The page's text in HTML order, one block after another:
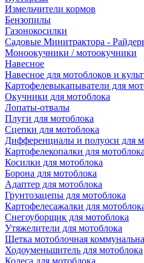
Измельчители кормов
Бензопилы
Газонокосилки
Садовые Минитрактора -
Моноокучники / мотоокучники
Навесное
Навесное для мотоблоков и
Картофелевыкапыватели для
Окучники для мотоблока
Лопаты-отвалы
Плуги для мотоблока
Сцепки для мотоблока
Дифференциалы и полуоси для
Картофелекопалки для мотоблока
Косилки для мотоблока
Борона для мотоблока
Адаптер для мотоблока
Грунтозацепы для мотоблока
Картофелесажалки для
Снегоуборщик для мотоблока
Утяжелители для мотоблока
Щетка мотоблочная
Ходоуменьшитель для мотоблока
Колеса для мотоблока